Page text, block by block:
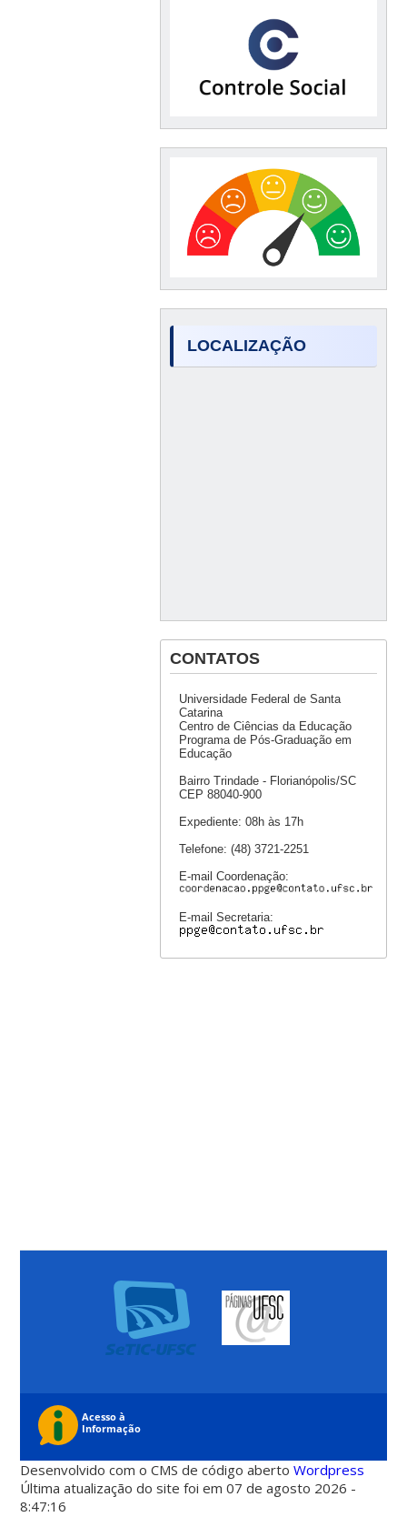
LOCALIZAÇÃO
CONTATOS
Universidade Federal de Santa
Catarina
Centro de Ciências da Educação
Programa de Pós-Graduação em
Educação
Bairro Trindade - Florianópolis/SC
CEP 88040-900
Expediente: 08h às 17h
Telefone: (48) 3721-2251
E-mail Coordenação:
E-mail Secretaria:
Desenvolvido com o CMS de código abertoWordpress
Última atualização do site foi em 07 de agosto 2026 -
8:47:16